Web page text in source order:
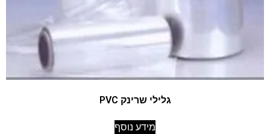
גלילי שרינק PVC
מידע נוסף